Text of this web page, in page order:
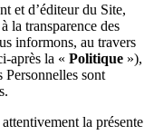
et d’éditeur du Site,
la transparence des
informons, au travers
après la « Politique »),
Personnelles sont
la présente